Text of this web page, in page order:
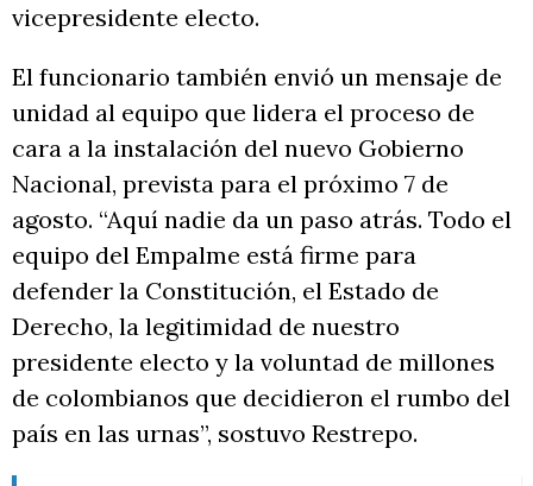
vicepresidente electo.
El funcionario también envió un mensaje de
unidad al equipo que lidera el proceso de
cara a la instalación del nuevo Gobierno
Nacional, prevista para el próximo 7 de
agosto. “Aquí nadie da un paso atrás. Todo el
equipo del Empalme está firme para
defender la Constitución, el Estado de
Derecho, la legitimidad de nuestro
presidente electo y la voluntad de millones
de colombianos que decidieron el rumbo del
país en las urnas”, sostuvo Restrepo.